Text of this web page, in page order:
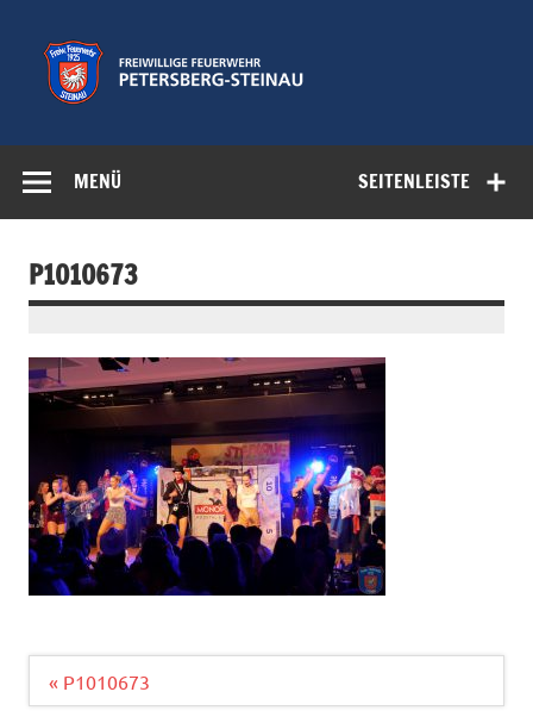
springen
Feuerwehr
Petersberg-
SEITENLEISTE
MENÜ
P1010673
Beitragsnavigation
« P1010673